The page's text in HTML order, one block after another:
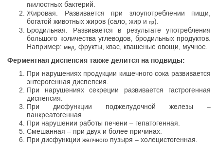
гнилостных бактерий.
Жировая. Развивается при злоупотреблении пищи,
богатой животных жиров (сало, жир и пр).
Бродильная. Развивается в результате употребления
большого количества углеводов, бродильных продуктов.
Например: мед , фрукты, квас, квашеные овощи, мучное.
Ферментная диспепсия также делится на подвиды:
При нарушениях продукции кишечного сока развивается
энтерогенная диспепсия.
При нарушениях секреции развивается гастрогенная
диспепсия.
При дисфункции поджелудочной железы –
панкреатогенная.
При нарушении работы печени – гепатогенная.
Смешанная – при двух и более причинах.
При дисфункции желчного пузыря – холецистогенная.